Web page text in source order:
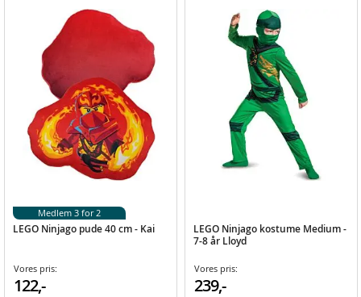
LEGO Ninjago pude 40 cm - Kai
Vores pris:
122,-
Medlem 3 for 2
LEGO Ninjago kostume Medium -
7-8 år Lloyd
Vores pris:
239,-